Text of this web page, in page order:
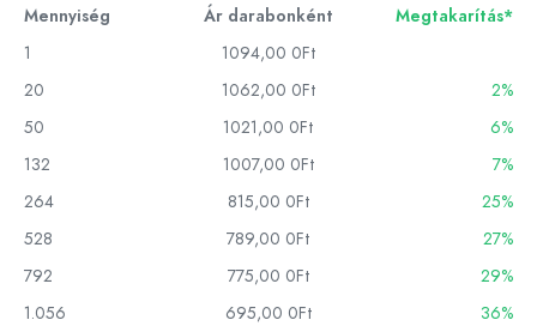
Mennyiség Ár darabonként
Megtakarítás*
1
1094,00 0Ft
20
1062,00 0Ft
2%
50
1021,00 0Ft
6%
132
1007,00 0Ft
7%
264
815,00 0Ft
25%
528
789,00 0Ft
27%
792
775,00 0Ft
29%
1.056
695,00 0Ft 36%